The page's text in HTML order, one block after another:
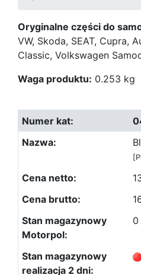
Oryginalne części do
VW, Skoda, SEAT, Cupra,
Classic, Volkswagen
Waga produktu: 0.253 kg
0